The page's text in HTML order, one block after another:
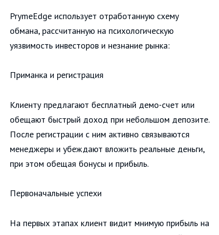
PrymeEdge использует отработанную схему
обмана, рассчитанную на психологическую
уязвимость инвесторов и незнание рынка:
Приманка и регистрация
Клиенту предлагают бесплатный демо-счет или
обещают быстрый доход при небольшом депозите.
После регистрации с ним активно связываются
менеджеры и убеждают вложить реальные деньги,
при этом обещая бонусы и прибыль.
Первоначальные успехи
На первых этапах клиент видит мнимую прибыль на